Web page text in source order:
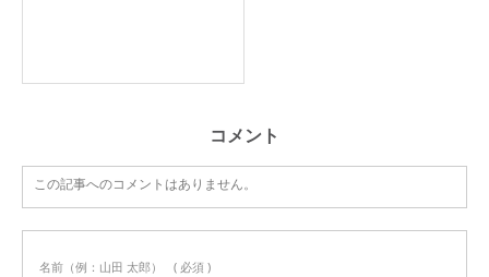
コメント
この記事へのコメントはありません。
名前（例：山田 太郎） ( 必須 )